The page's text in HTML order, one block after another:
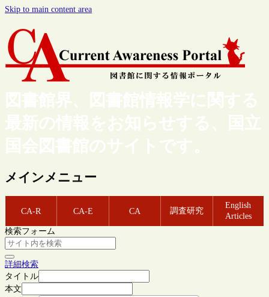
Skip to main content area
図書館界、図書館情報学に関する
最新の情報をお知らせする、国立
国会図書館のサイトです。
メインメニュー
CA-R CA-E CA 調査研究
English
Articles
検索フォーム
詳細検索
タイトル
本文